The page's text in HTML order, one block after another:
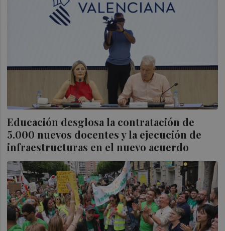
Educación desglosa la contratación de
5.000 nuevos docentes y la ejecución de
infraestructuras en el nuevo acuerdo